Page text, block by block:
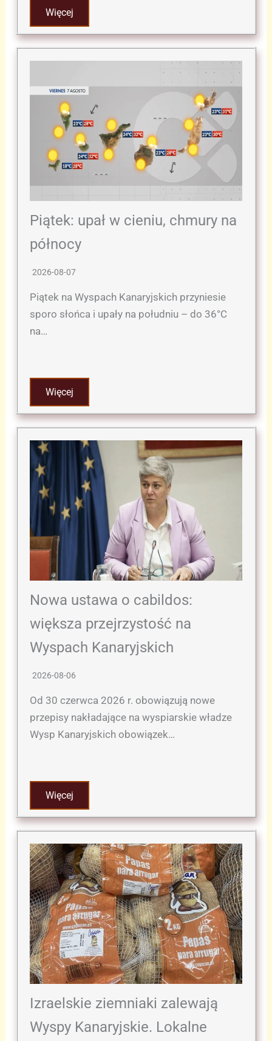
Więcej
Piątek: upał w cieniu, chmury na
północy
2026-08-07
Piątek na Wyspach Kanaryjskich przyniesie
sporo słońca i upały na południu – do 36°C
na…
Więcej
Nowa ustawa o cabildos:
większa przejrzystość na
Wyspach Kanaryjskich
2026-08-06
Od 30 czerwca 2026 r. obowiązują nowe
przepisy nakładające na wyspiarskie władze
Wysp Kanaryjskich obowiązek…
Więcej
Izraelskie ziemniaki zalewają
Wyspy Kanaryjskie. Lokalne